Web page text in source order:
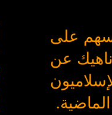
على
ناهيك عن